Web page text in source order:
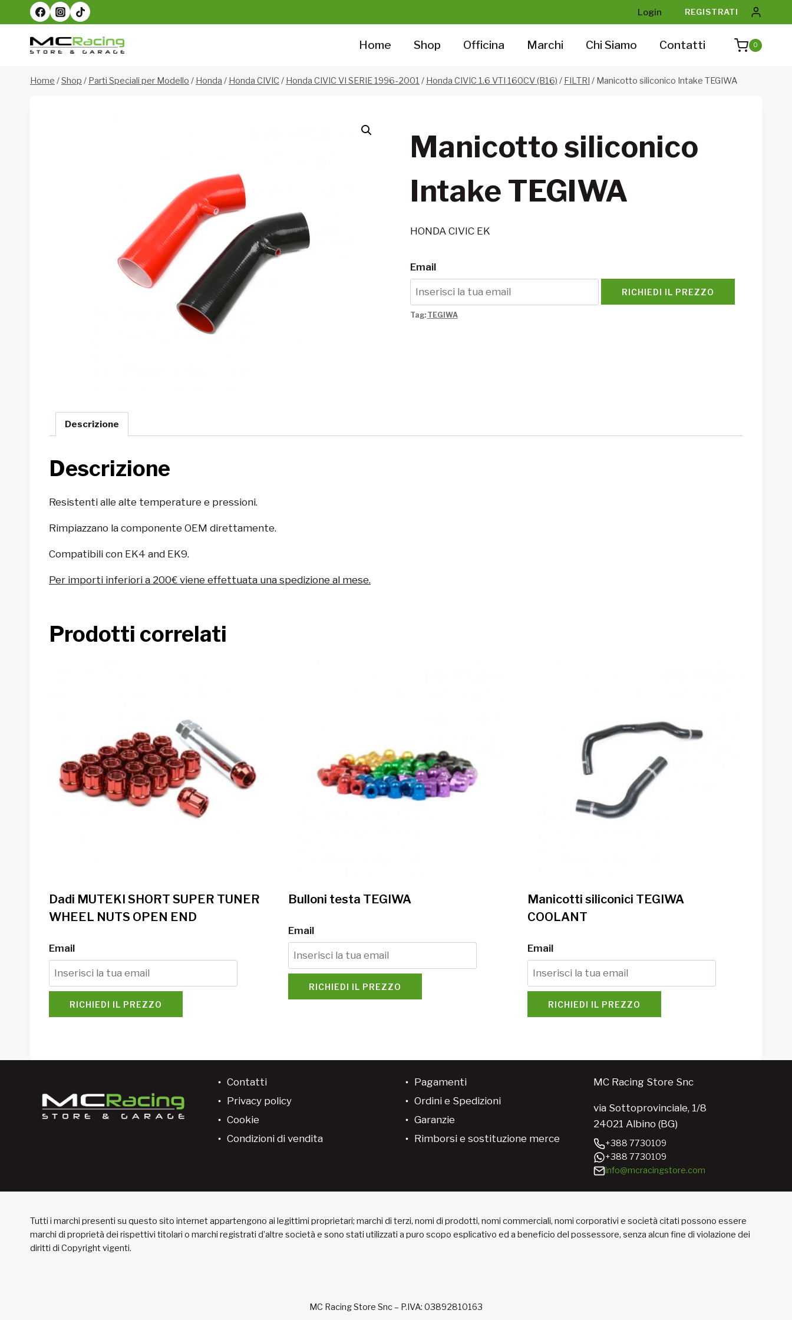
al
contenuto
Login REGISTRATI
Home Shop Officina Marchi Chi Siamo Contatti 0
Home /Shop / Parti Speciali per Modello / Honda / Honda CIVIC / Honda CIVIC VI SERIE 1996-2001 / Honda CIVIC 1.6 VTI 160CV (B16) / FILTRI / Manicotto siliconico Intake TEGIWA
Manicotto siliconico
Intake TEGIWA
HONDA CIVIC EK
Email
RICHIEDI IL PREZZO
Tag: TEGIWA
Descrizione
Descrizione
Resistenti alle alte temperature e pressioni.
Rimpiazzano la componente OEM direttamente.
Compatibili con EK4 and EK9.
Per importi inferiori a 200€ viene effettuata una spedizione al mese.
Prodotti correlati
Dadi MUTEKI SHORT SUPER TUNER
WHEEL NUTS OPEN END
Email
RICHIEDI IL PREZZO
Bulloni testa TEGIWA
Email
RICHIEDI IL PREZZO
Manicotti siliconici TEGIWA
COOLANT
Email
RICHIEDI IL PREZZO
Contatti
Privacy policy
Cookie
Condizioni di vendita
Pagamenti
Ordini e Spedizioni
Garanzie
Rimborsi e sostituzione merce
MC Racing Store Snc
via Sottoprovinciale, 1/8
24021 Albino (BG)
+388 7730109
+388 7730109
info@mcracingstore.com
Tutti i marchi presenti su questo sito internet appartengono ai legittimi proprietari; marchi di terzi, nomi di prodotti, nomi commerciali, nomi corporativi e società citati possono essere
marchi di proprietà dei rispettivi titolari o marchi registrati d’altre società e sono stati utilizzati a puro scopo esplicativo ed a beneficio del possessore, senza alcun fine di violazione dei
diritti di Copyright vigenti.
MC Racing Store Snc – P.IVA: 03892810163